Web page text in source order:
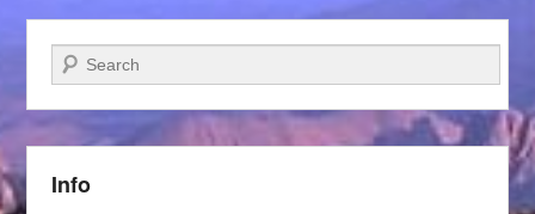
Szukaj
Info